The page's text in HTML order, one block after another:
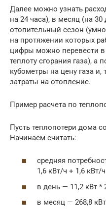
Далее можно узнать
на 24 часа), в месяц (на
отопительный сезон
на протяжении которых
цифры можно перевести
теплоту сгорания газа), а
кубометры на цену газа и,
затраты на отопление.
Пример расчета по
Пусть теплопотери дома
Начинаем считать:
средняя
1,6 кВт/ч + 1,6 кВт/
в день — 11,2 кВт *
в месяц — 268,8